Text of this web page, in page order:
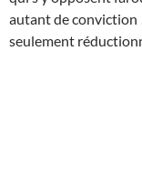
autant de conviction
seulement